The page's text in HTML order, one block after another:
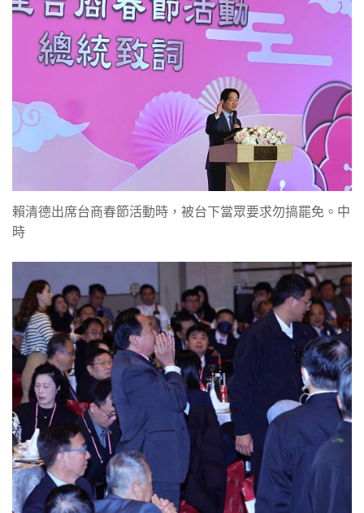
賴清德出席台商春節活動時，被台下當眾要求勿搞罷免。中
時